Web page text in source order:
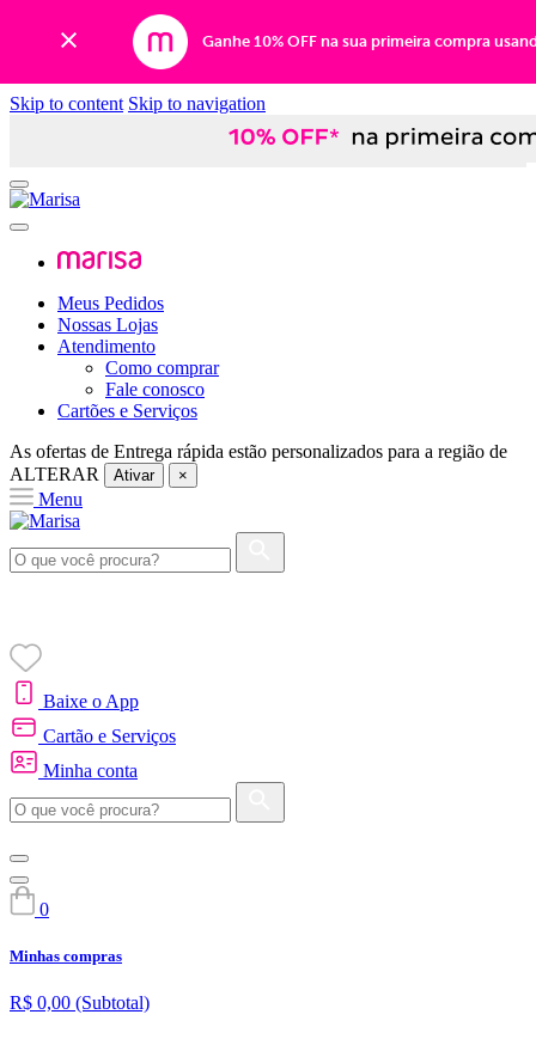
Ganhe 10% OFF na sua primeira compra
Skip to content Skip to navigation
Meus Pedidos
Nossas Lojas
Atendimento
Como comprar
Fale conosco
Cartões e Serviços
As ofertas de Entrega rápida estão personalizados para a região de
ALTERAR
Ativar ×
Menu
Baixe o App
Cartão e Serviços
Minha conta
0
Minhas compras
R$ 0,00 (Subtotal)